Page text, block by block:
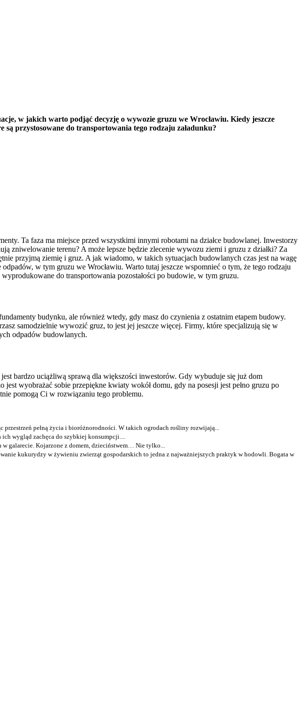
w jakich warto podjąć decyzję o wywozie gruzu we Wrocławiu. Kiedy jeszcze
są przystosowane do transportowania tego rodzaju załadunku?
Ta faza ma miejsce przed wszystkimi innymi robotami na działce budowlanej. Inwestorzy
zniwelowanie terenu? A może lepsze będzie zlecenie wywozu ziemi i gruzu z działki? Za
przyjmą ziemię i gruz. A jak wiadomo, w takich sytuacjach budowlanych czas jest na wagę
w tym gruzu we Wrocławiu. Warto tutaj jeszcze wspomnieć o tym, że tego rodzaju
do transportowania pozostałości po budowie, w tym gruzu.
budynku, ale również wtedy, gdy masz do czynienia z ostatnim etapem budowy.
samodzielnie wywozić gruz, to jest jej jeszcze więcej. Firmy, które specjalizują się w
odpadów budowlanych.
bardzo uciążliwą sprawą dla większości inwestorów. Gdy wybuduje się już dom
wyobrażać sobie przepiękne kwiaty wokół domu, gdy na posesji jest pełno gruzu po
pomogą Ci w rozwiązaniu tego problemu.
pełną życia i bioróżnorodności. W takich ogrodach rośliny rozwijają...
ich wygląd zachęca do szybkiej konsumpcji....
w galarecie. Kojarzone z domem, dzieciństwem… Nie tylko...
kukurydzy w żywieniu zwierząt gospodarskich to jedna z najważniejszych praktyk w hodowli. Bogata w